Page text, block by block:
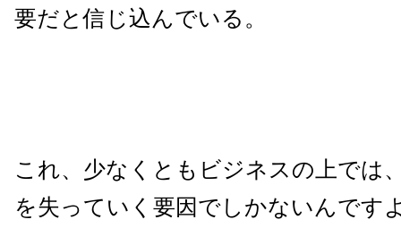
要だと信じ込んでいる。
これ、少なくともビジネスの上では
を失っていく要因でしかないんです